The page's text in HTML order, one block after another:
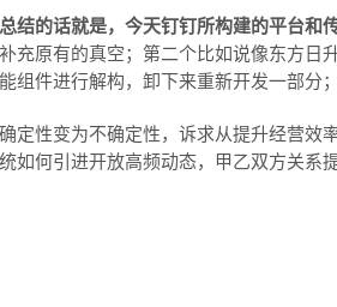
结的话就是，今天钉钉所构建的平台
充原有的真空；第二个比如说像东方
组件进行解构，卸下来重新开发一部
定性变为不确定性，诉求从提升经营
如何引进开放高频动态，甲乙双方关系